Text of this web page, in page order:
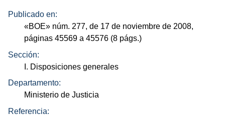
Publicado en:
«BOE» núm. 277, de 17 de noviembre de 2008,
páginas 45569 a 45576 (8 págs.)
Sección:
I. Disposiciones generales
Departamento:
Ministerio de Justicia
Referencia: